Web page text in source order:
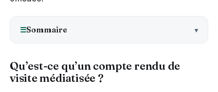
☰Sommaire
Qu’est-ce qu’un compte rendu de
visite médiatisée ?